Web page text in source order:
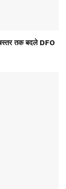
बस्तर तक बदले DFO